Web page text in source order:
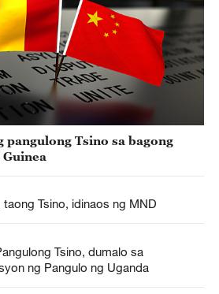
pangulong Tsino sa bagong
Tsino, idinaos ng MND
Tsino, dumalo sa
ng Pangulo ng Uganda